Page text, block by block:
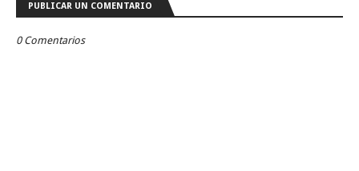
PUBLICAR UN COMENTARIO
0 Comentarios